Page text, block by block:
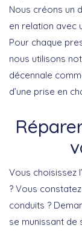
Nous créons un
en relation avec
Pour chaque
nous utilisons
décennale
d’une prise en
Vous choisissez
? Vous
conduits ?
se munissant